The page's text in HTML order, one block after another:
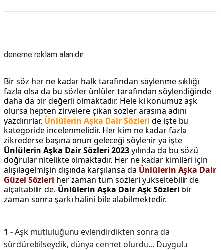
deneme reklam alanıdır
Bir söz her ne kadar halk tarafından söylenme sıklığı
fazla olsa da bu sözler ünlüler tarafından söylendiğinde
daha da bir değerli olmaktadır. Hele ki konumuz aşk
olursa hepten zirvelere çıkan sözler arasına adını
yazdırırlar. Ünlülerin Aşka Dair Sözleri de işte bu
kategoride incelenmelidir. Her kim ne kadar fazla
zikrederse başına onun geleceği söylenir ya işte
Ünlülerin Aşka Dair Sözleri 2023yılında da bu sözü
doğrular nitelikte olmaktadır. Her ne kadar kimileri için
alışılagelmişin dışında karşılansa da Ünlülerin Aşka Dair
Güzel Sözleri her zaman tüm sözleri yükseltebilir de
alçaltabilir de. Ünlülerin Aşka Dair Aşk Sözleri bir
zaman sonra şarkı halini bile alabilmektedir.
1 -Aşk mutluluğunu evlendirdikten sonra da
sürdürebilseydik, dünya cennet olurdu... Duygulu